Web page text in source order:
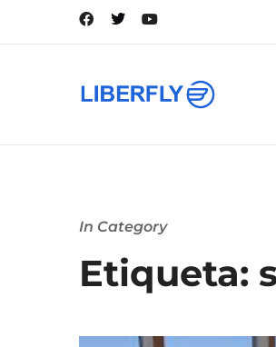
In Category
Etiqueta: